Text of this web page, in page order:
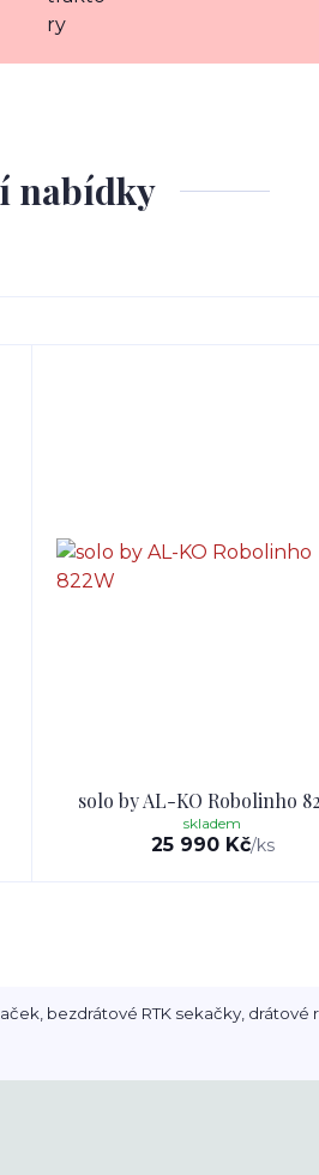
nabídky
solo by AL-KO Robolinho
25 990 Kč/ks
skladem
bezdrátové RTK sekačky,